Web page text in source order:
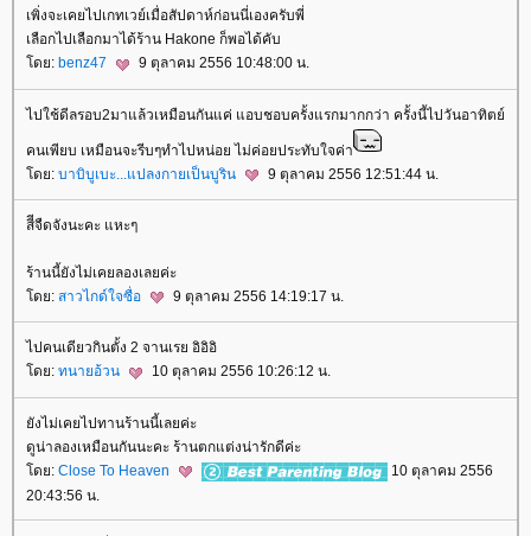
เพิ่งจะเคยไปเกทเวย์เมื่อสัปดาห์ก่อนนี่เองครับพี่
เลือกไปเลือกมาได้ร้าน Hakone ก็พอได้คับ
ดย: benz47 9 ตุลาคม 2556 10:48:00 น.
ไปใช้ดีลรอบ2มาแล้วเหมือนกันแค่ แอบชอบครั้งแรกมากกว่า ครั้งนี้ไปวันอาทิตย์
คนเพียบ เหมือนจะรีบๆทำไปหน่อย ไม่ค่อยประทับใจค่า
ดย: บาบิบูเบะ...แปลงกายเป็นบูริน 9 ตุลาคม 2556 12:51:44 น.
สีีจืดจังนะคะ แหะๆ
ร้านนี้ยังไม่เคยลองเลยค่ะ
ดย: สาวไกด์ใจซื่อ 9 ตุลาคม 2556 14:19:17 น.
ไปคนเดียวกินตั้ง 2 จานเรย อิอิอิ
ดย: ทนายอ้วน 10 ตุลาคม 2556 10:26:12 น.
ังไม่เคยไปทานร้านนี้เลยค่ะ
ดูน่าลองเหมือนกันนะคะ ร้านตกแต่งน่ารักดีค่ะ
ดย: Close To Heaven
10 ตุลาคม 2556
20:43:56 น.